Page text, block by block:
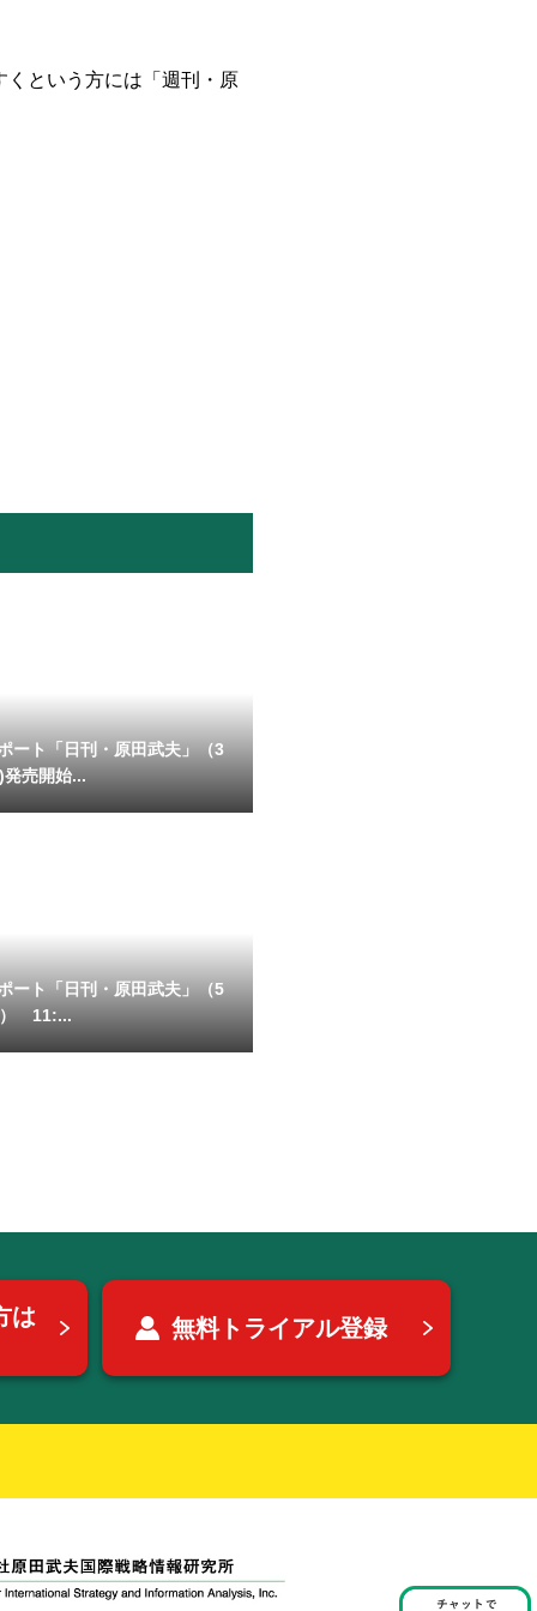
くという方には「週刊・原
ート「日刊・原田武夫」（3
発売開始...
ート「日刊・原田武夫」（5
） 11:...
は
無料トライアル登録